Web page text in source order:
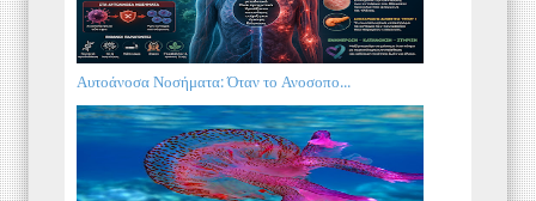
Αυτοάνοσα Νοσήματα: Όταν το Ανοσοπο...